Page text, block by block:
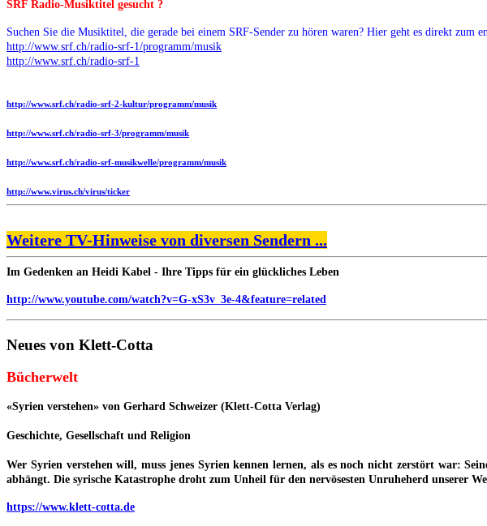
SRF Radio-Musiktitel gesucht ?
Suchen Sie die Musiktitel, die gerade bei einem SRF-Sender zu hören waren? Hier geht es direkt zum
http://www.srf.ch/radio-srf-1/programm/musik
http://www.srf.ch/radio-srf-1
http://www.srf.ch/radio-srf-2-kultur/programm/musik
http://www.srf.ch/radio-srf-3/programm/musik
http://www.srf.ch/radio-srf-musikwelle/programm/musik
http://www.virus.ch/virus/ticker
Weitere TV-Hinweise von diversen Sendern ...
Im Gedenken an Heidi Kabel - Ihre Tipps für ein glückliches Leben
http://www.youtube.com/watch?v=G-xS3v_3e-4&feature=related
Neues von Klett-Cotta
Bücherwelt
«Syrien verstehen» von Gerhard Schweizer (Klett-Cotta Verlag)
Geschichte, Gesellschaft und Religion
Wer Syrien verstehen will, muss jenes Syrien kennen lernen, als es noch nicht zerstört war:
abhängt. Die syrische Katastrophe droht zum Unheil für den nervösesten Unruheherd unserer
https://www.klett-cotta.de